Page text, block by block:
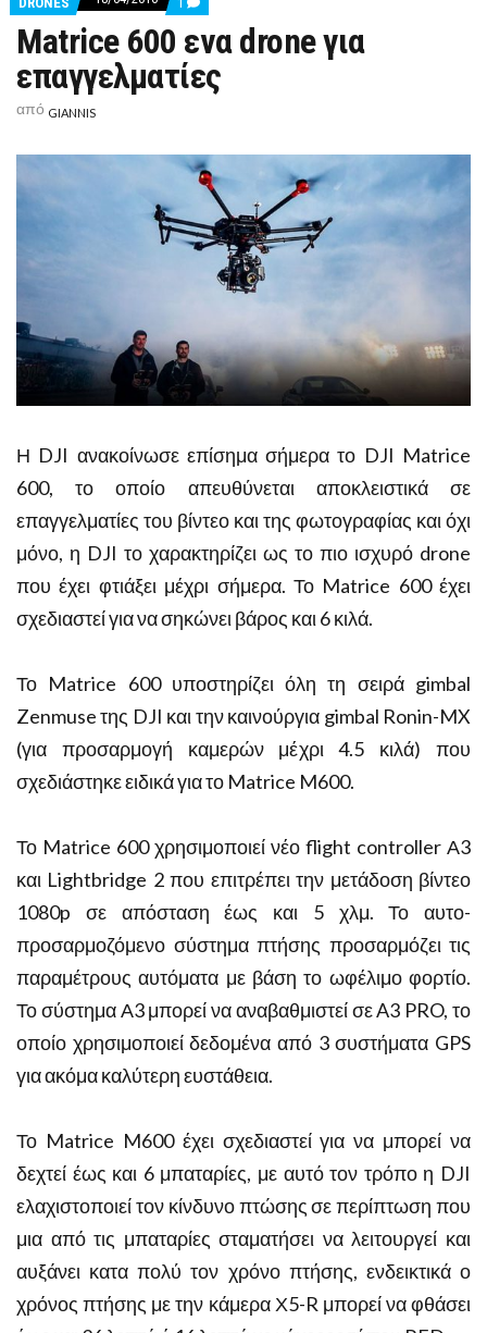
ON
MATRICE
600
ΕΝΑ
DRONE
Matrice 600 ενα drone για
επαγγελματίες
από GIANNIS
Η DJI ανακοίνωσε επίσημα σήμερα το DJI Matrice
600, το οποίο απευθύνεται αποκλειστικά σε
επαγγελματίες του βίντεο και της φωτογραφίας και όχι
μόνο, η DJI το χαρακτηρίζει ως το πιο ισχυρό drone
που έχει φτιάξει μέχρι σήμερα. Το Matrice 600 έχει
σχεδιαστεί για να σηκώνει βάρος και 6 κιλά.
Το Matrice 600 υποστηρίζει όλη τη σειρά gimbal
Zenmuse της DJI και την καινούργια gimbal Ronin-MX
(για προσαρμογή καμερών μέχρι 4.5 κιλά) που
σχεδιάστηκε ειδικά για το Matrice M600.
Το Matrice 600 χρησιμοποιεί νέο flight controller Α3
και Lightbridge 2 που επιτρέπει την μετάδοση βίντεο
1080p σε απόσταση έως και 5 χλμ. Το αυτο-
προσαρμοζόμενο σύστημα πτήσης προσαρμόζει τις
παραμέτρους αυτόματα με βάση το ωφέλιμο φορτίο.
Το σύστημα Α3 μπορεί να αναβαθμιστεί σε A3 PRO, το
οποίο χρησιμοποιεί δεδομένα από 3 συστήματα GPS
για ακόμα καλύτερη ευστάθεια.
Το Matrice M600 έχει σχεδιαστεί για να μπορεί να
δεχτεί έως και 6 μπαταρίες, με αυτό τον τρόπο η DJI
ελαχιστοποιεί τον κίνδυνο πτώσης σε περίπτωση που
μια από τις μπαταρίες σταματήσει να λειτουργεί και
αυξάνει κατα πολύ τον χρόνο πτήσης, ενδεικτικά ο
χρόνος πτήσης με την κάμερα Χ5-R μπορεί να φθάσει